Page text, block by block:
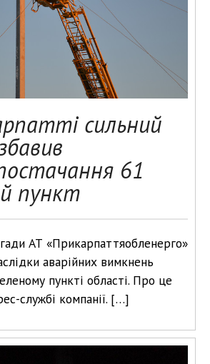
сильний
61
пункт
АТ «Прикарпаттяобленерго»
аварійних вимкнень
пункті області. Про це
службі компанії. […]